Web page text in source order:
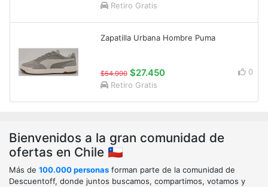
Retiro Gratis
Zapatilla Urbana Hombre Puma
$54.990 $27.450
0
Retiro Gratis
Bienvenidos a la gran comunidad de
ofertas en Chile 🇨🇱
Más de 100.000 personas forman parte de la comunidad de
Descuentoff, donde juntos buscamos, compartimos, votamos y